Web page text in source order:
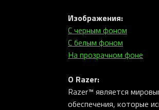
Изображения:
С черным фоном
С белым фоном
На прозрачном фоне
О Razer:
Razer™ является
обеспечения, которые